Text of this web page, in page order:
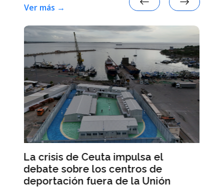
Ver más →
La escasez de munición del
ejército estadounidense desata la
ira de Trump